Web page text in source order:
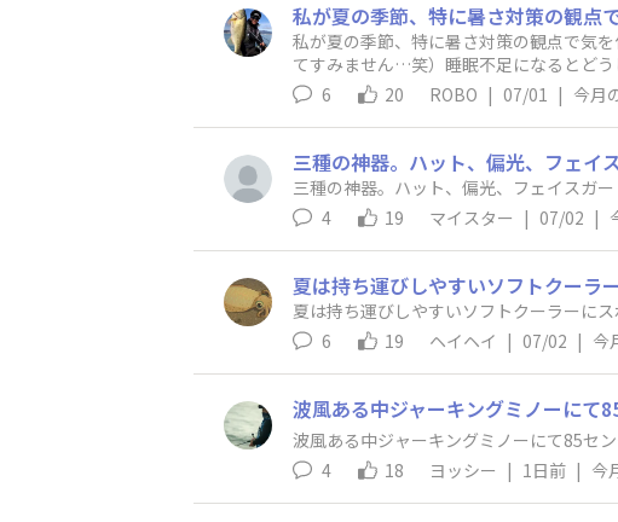
私が夏の季節、特に暑さ対策の観点で気
てすみません…笑）睡眠不足になるとど
のドライブなども含めて危険性が高まる
ずなのですが、オススメの入眠方法は睡
冷えてしまって逆に疲れたりする場合も
スッと眠れるので寝起きもスッキリして
思っています😊✨
6 20 ROBO | 07/01 | 今月
三種の神器。ハット、偏光、フェイ
三種の神器。ハット、偏光、フェイスガー
4
19 マイスター | 07/02 |
夏は持ち運びしやすいソフトクーラ
夏は持ち運びしやすいソフトクーラーに
6
19 ヘイヘイ | 07/02 | 今
波風ある中ジャーキングミノーにて
波風ある中ジャーキングミノーにて85セ
4
18 ヨッシー | 1日前 | 今